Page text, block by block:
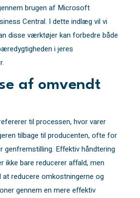
brugen af Microsoft
Central. I dette indlæg vil vi
disse værktøjer kan forbedre både
i jeres
af omvendt
til processen, hvor varer
tilbage til producenten, ofte for
genfremstilling. Effektiv håndtering
ikke bare reducerer affald, men
reducere omkostningerne og
gennem en mere effektiv